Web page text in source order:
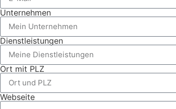
Unternehmen
Dienstleistungen
Ort mit PLZ
Webseite